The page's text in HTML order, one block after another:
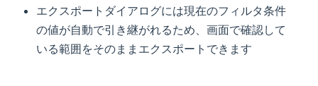
エクスポートダイアログには現在のフィルタ条件
の値が自動で引き継がれるため、画面で確認して
いる範囲をそのままエクスポートできます